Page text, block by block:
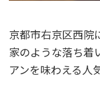
京都市右京区西院
家のような落ち着
アンを味わえる人